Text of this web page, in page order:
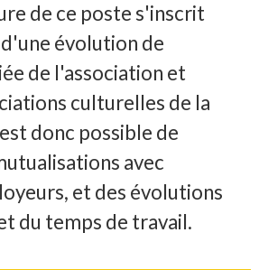
de ce poste s'inscrit
évolution de
de l'association et
culturelles de la
donc possible de
avec
et des évolutions
du temps de travail.